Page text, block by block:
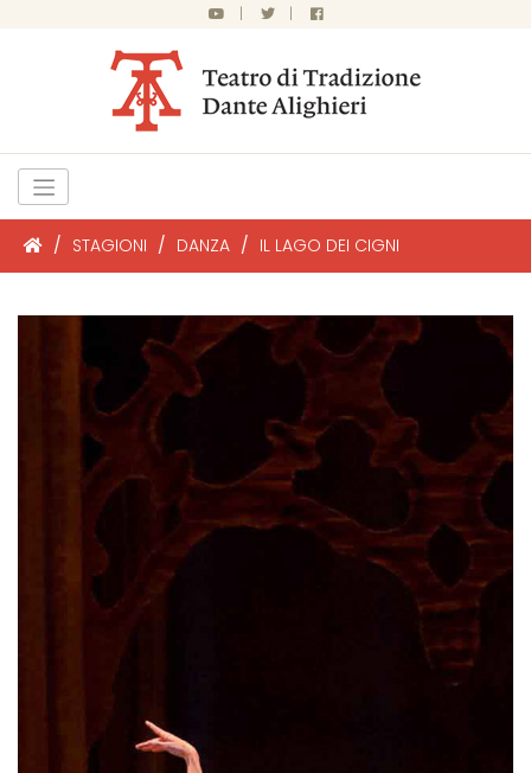
| |
/ STAGIONI / DANZA / IL LAGO DEI CIGNI